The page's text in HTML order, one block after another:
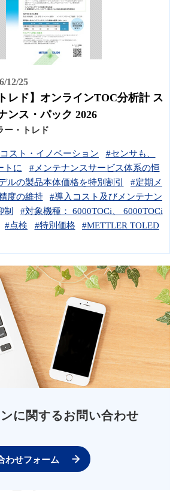
12/25
レド】オンラインTOC分析計 ス
ンス・パック 2026
ー・トレド
スト・イノベーション
#センサも、
トに
#メンテナンスサービス体系の恒
ルの製品本体価格を特別割引
#定期メ
度の維持
#導入コスト及びメンテナン
制
#対象機種： 6000TOCi、 6000TOCi
#点検 #特別価格
#METTLER TOLED
に関するお問い合わせ
わせフォーム